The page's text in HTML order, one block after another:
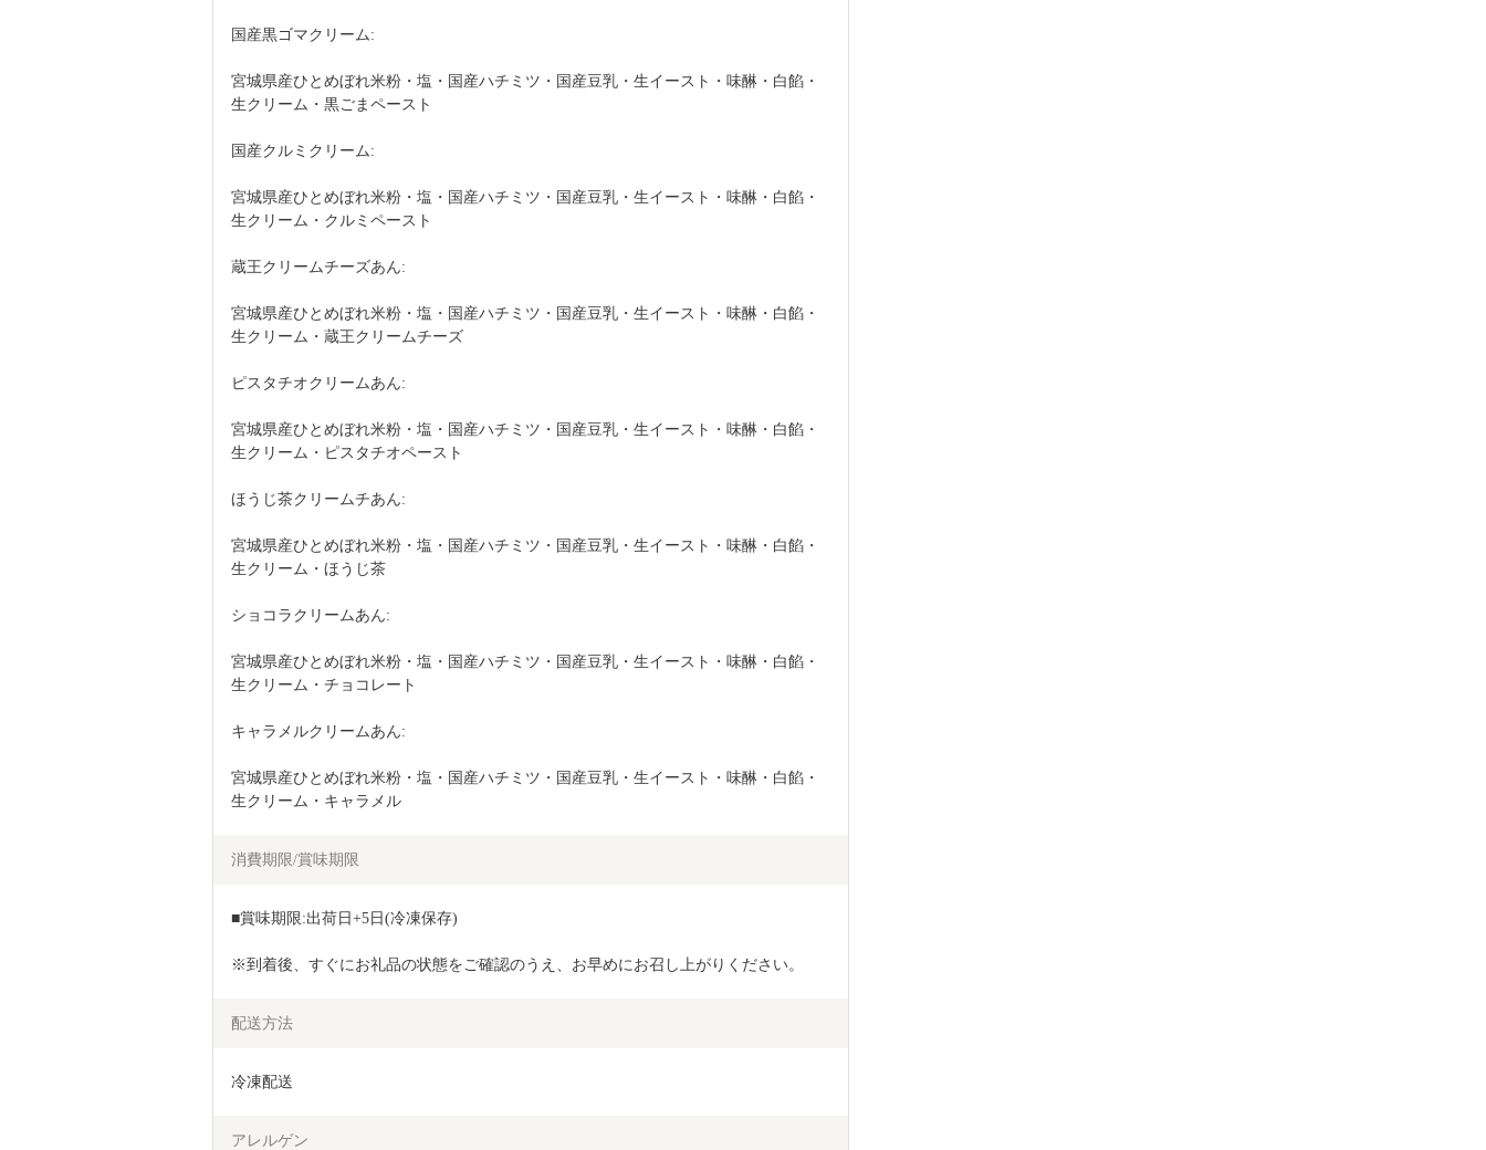
国産黒ゴマクリーム:
宮城県産ひとめぼれ米粉・塩・国産ハチミツ・国産豆乳・生イースト・味醂・白餡・
生クリーム・黒ごまペースト
国産クルミクリーム:
宮城県産ひとめぼれ米粉・塩・国産ハチミツ・国産豆乳・生イースト・味醂・白餡・
生クリーム・クルミペースト
蔵王クリームチーズあん:
宮城県産ひとめぼれ米粉・塩・国産ハチミツ・国産豆乳・生イースト・味醂・白餡・
生クリーム・蔵王クリームチーズ
ピスタチオクリームあん:
宮城県産ひとめぼれ米粉・塩・国産ハチミツ・国産豆乳・生イースト・味醂・白餡・
生クリーム・ピスタチオペースト
ほうじ茶クリームチあん:
宮城県産ひとめぼれ米粉・塩・国産ハチミツ・国産豆乳・生イースト・味醂・白餡・
生クリーム・ほうじ茶
ショコラクリームあん:
宮城県産ひとめぼれ米粉・塩・国産ハチミツ・国産豆乳・生イースト・味醂・白餡・
生クリーム・チョコレート
キャラメルクリームあん:
宮城県産ひとめぼれ米粉・塩・国産ハチミツ・国産豆乳・生イースト・味醂・白餡・
生クリーム・キャラメル
消費期限/賞味期限
■賞味期限:出荷日+5日(冷凍保存)
※到着後、すぐにお礼品の状態をご確認のうえ、お早めにお召し上がりください。
配送方法
冷凍配送
アレルゲン